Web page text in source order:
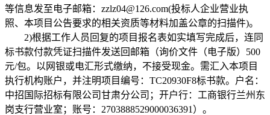
等信息发至电子邮箱： zzlz04@126.com(投标人企业营业执
照、本项目公告要求的相关资质等材料加盖公章的扫描件)。
2)根据工作人员回复的项目报名表如实填写完成后，连同
标书款付款凭证扫描件发送回邮箱（询价文件（电子版） 500
元/包。以网银或电汇形式缴纳，不接受现金。需汇入本项目
执行机构账户，并注明项目编号： TC20930F8标书款。户名：
中招国际招标有限公司甘肃分公司；开户行：工商银行兰州东
岗支行营业室；账号： 2703888529000036391 ）。